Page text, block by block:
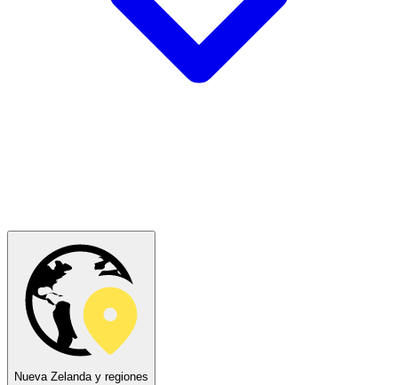
Nueva Zelanda y regiones